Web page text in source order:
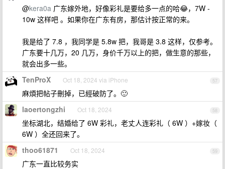
@kera0a 广东嫁外地，好像彩礼是要给多一点的哈😂，7W -
10w 这样吧 。如果你在广东有房，那估计按正常的来。
我是给了 7.8 ，我同学是 5.8w 把，我哥是 3.8 这样，仅参考。
广东要十几万，20 几万，身价千万以上的把，做生意的那些，
就会出多一些。
57
TenProX Oct 18, 2024 via iPhone
麻煩把帖子刪掉，已經破防了。🙂
58
laoertongzhi Oct 18, 2024
坐标湖北，结婚给了 6W 彩礼，老丈人连彩礼（ 6W ）+嫁妆（
6W ）全还回来了。
59
thoo61871 Oct 18, 2024
广东一直比较务实